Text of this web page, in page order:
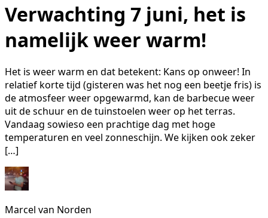
Verwachting 7 juni, het is
namelijk weer warm!
Het is weer warm en dat betekent: Kans op onweer! In
relatief korte tijd (gisteren was het nog een beetje fris) is
de atmosfeer weer opgewarmd, kan de barbecue weer
uit de schuur en de tuinstoelen weer op het terras.
Vandaag sowieso een prachtige dag met hoge
temperaturen en veel zonneschijn. We kijken ook zeker
[…]
Marcel van Norden